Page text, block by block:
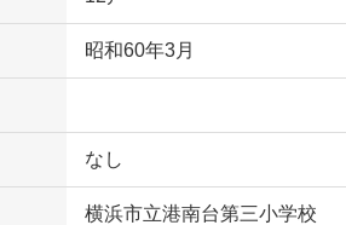
昭和60年3月
なし
横浜市立港南台第三小学校